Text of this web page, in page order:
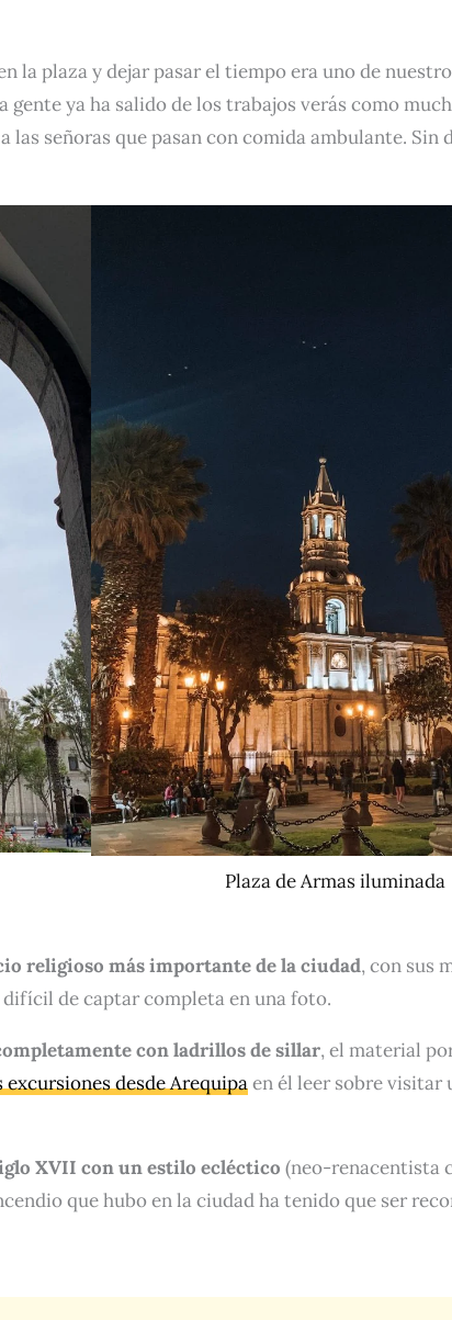
la plaza y dejar pasar el tiempo era uno de
ya ha salido de los trabajos verás como
señoras que pasan con comida ambulante. Sin
Plaza de Armas iluminada
religioso más importante de la ciudad, con sus
de captar completa en una foto.
con ladrillos de sillar, el material
excursiones desde Arequipaen él leer sobre visitar
XVII con un estilo ecléctico (neo-renacentista
que hubo en la ciudad ha tenido que ser